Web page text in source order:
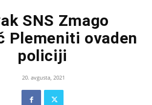
SNS Zmago
Plemeniti ovaden
policiji
20. avgusta, 2021